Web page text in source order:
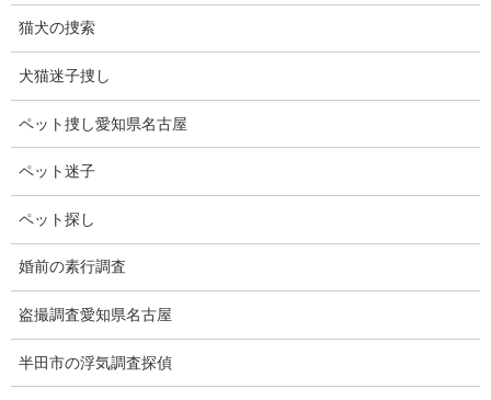
ア大陸の約半分のサイズである。
海面上にあるのは6％で94％は水中にある。
を行っている。
私たちが住む地球は「水の惑星」と言われ、地球は海の面積が約
沈んだ大陸、絶滅した生物も沢山ありますが、これから絶滅する
生物、沈む大陸もあると思います。
未知の海洋には私たちが知らない生物が存在しても不思議ではあ
りません。
猫犬の捜索
犬猫迷子捜し
ペット捜し愛知県名古屋
ペット迷子
ペット探し
婚前の素行調査
盗撮調査愛知県名古屋
半田市の浮気調査探偵